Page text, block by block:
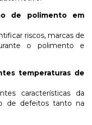
de polimento em
riscos, marcas de
o polimento e
temperaturas de
características da
de defeitos tanto na